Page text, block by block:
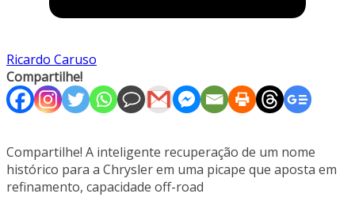
Ricardo Caruso
Compartilhe!
Compartilhe! A inteligente recuperação de um nome
histórico para a Chrysler em uma picape que aposta em
refinamento, capacidade off-road